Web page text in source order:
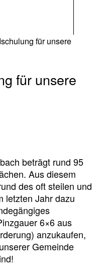
für unsere
für unsere
beträgt rund 95
Aus diesem
des oft steilen und
letzten Jahr dazu
6×6 aus
anzukaufen,
Gemeinde